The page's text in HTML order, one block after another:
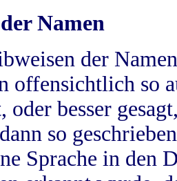
Namen
der
offensichtlich so
oder besser
so
Sprache in